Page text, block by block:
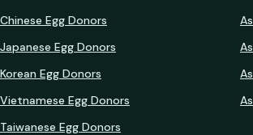
Chinese Egg Donors
Japanese Egg Donors
Korean Egg Donors
Vietnamese Egg Donors
Taiwanese Egg Donors